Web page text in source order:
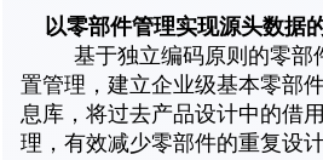
以零部件管理实现源头数据
基于独立编码原则的零部
置管理，建立企业级基本零部
息库，将过去产品设计中的借
理，有效减少零部件的重复设